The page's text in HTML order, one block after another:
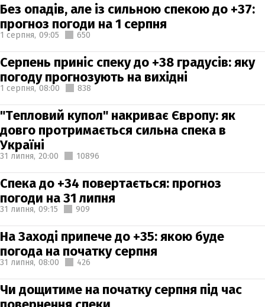
Без опадів, але із сильною спекою до +37:
прогноз погоди на 1 серпня
1 серпня, 09:05 650
Серпень приніс спеку до +38 градусів: яку
погоду прогнозують на вихідні
1 серпня, 08:00 838
"Тепловий купол" накриває Європу: як
довго протримається сильна спека в
Україні
31 липня, 20:00 10896
Спека до +34 повертається: прогноз
погоди на 31 липня
31 липня, 09:15 909
На Заході припече до +35: якою буде
погода на початку серпня
31 липня, 08:00 426
Чи дощитиме на початку серпня під час